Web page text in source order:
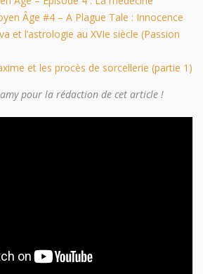
Âge #4 – A Plague Tale : Innocence
et l’astrologie au XVIe siècle (Passion
et les procès de sorcellerie (partie 1)
pour la rédaction de cet article !